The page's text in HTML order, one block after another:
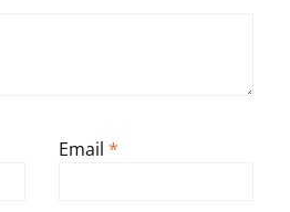
Email *